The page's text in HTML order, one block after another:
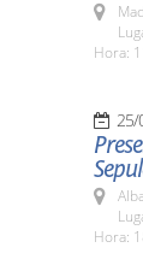
Hora:
25/
Hora: